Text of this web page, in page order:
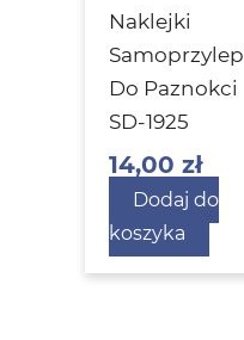
Naklejki
Do Paznokci
SD-1925
14,00zł
Dodaj do
koszyka